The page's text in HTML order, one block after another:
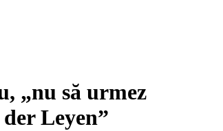
„nu să urmez
Leyen”